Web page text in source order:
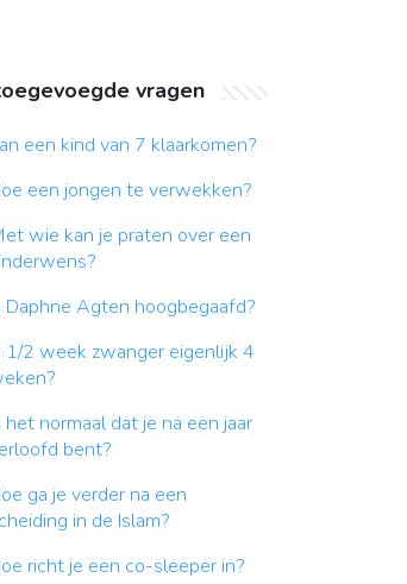
vragen
een kind van 7 klaarkomen?
een jongen te verwekken?
wie kan je praten over een
Daphne Agten hoogbegaafd?
1/2 week zwanger eigenlijk 4
het normaal dat je na een jaar
bent?
ga je verder na een
in de Islam?
richt je een co-sleeper in?